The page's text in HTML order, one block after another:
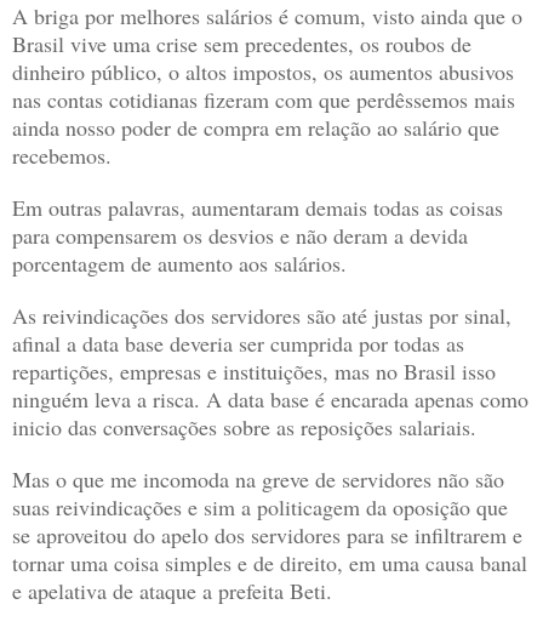
A briga por melhores salários é comum, visto ainda que o
Brasil vive uma crise sem precedentes, os roubos de
dinheiro público, o altos impostos, os aumentos abusivos
nas contas cotidianas fizeram com que perdêssemos mais
ainda nosso poder de compra em relação ao salário que
recebemos.
Em outras palavras, aumentaram demais todas as coisas
para compensarem os desvios e não deram a devida
porcentagem de aumento aos salários.
As reivindicações dos servidores são até justas por sinal,
afinal a data base deveria ser cumprida por todas as
repartições, empresas e instituições, mas no Brasil isso
ninguém leva a risca. A data base é encarada apenas como
inicio das conversações sobre as reposições salariais.
Mas o que me incomoda na greve de servidores não são
suas reivindicações e sim a politicagem da oposição que
se aproveitou do apelo dos servidores para se infiltrarem e
tornar uma coisa simples e de direito, em uma causa banal
e apelativa de ataque a prefeita Beti.